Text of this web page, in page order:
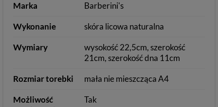
Marka Barberini's
Wykonanie skóra licowa naturalna
Wymiary
wysokość 22,5cm, szerokość
21cm, szerokość dna 11cm
Rozmiar torebki mała nie mieszcząca A4
Możliwość
Tak